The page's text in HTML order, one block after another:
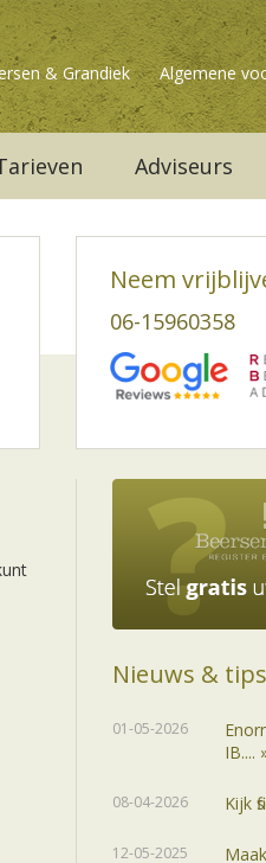
& Grandiek Algemene
Adviseurs
Neem
06-15960358
Nieuws & tips
01-05-2026
IB....
08-04-2026 Kijk
12-05-2025